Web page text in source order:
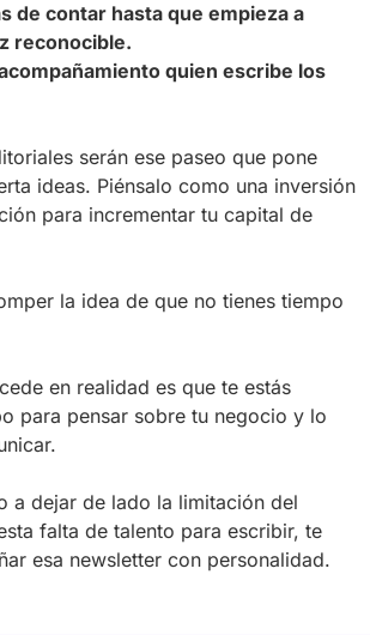
de contar hasta que empieza a
reconocible.
quien escribe los
serán ese paseo que pone
ideas. Piénsalo como una inversión
para incrementar tu capital de
la idea de que no tienes tiempo
en realidad es que te estás
para pensar sobre tu negocio y lo
a dejar de lado la limitación del
falta de talento para escribir, te
esa newsletter con personalidad.